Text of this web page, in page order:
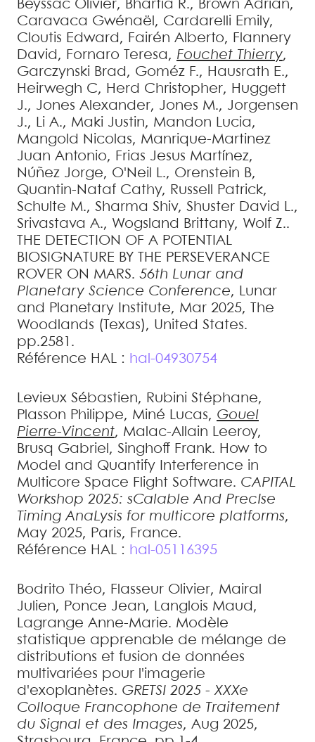
Beyssac Olivier, Bhartia R., Brown Adrian,
Caravaca Gwénaël , Cardarelli Emily,
Cloutis Edward , Fairén Alberto, Flannery
David , Fornaro Teresa, Fouchet Thierry,
Garczynski Brad , Goméz F., Hausrath E.,
Heirwegh C, Herd Christopher, Huggett
J., Jones Alexander, Jones M., Jorgensen
J., Li A., Maki Justin, Mandon Lucia,
Mangold
Nicolas, Manrique-Martinez
Juan Antonio, Frias Jesus Martínez,
Núñez Jorge, O'Neil L., Orenstein B,
Quantin-Nataf Cathy, Russell Patrick,
Schulte M., Sharma Shiv, Shuster David L.,
Srivastava A., Wogsland Brittany, Wolf Z..
THE DETECTION OF A POTENTIAL
BIOSIGNATURE BY THE PERSEVERANCE
ROVER ON MARS. 56th Lunar and
Planetary Science Conference, Lunar
and Planetary Institute, Mar 2025, The
Woodlands (Texas), United States.
pp.2581 .
Référence HAL : hal-04930754
Levieux Sébastien, Rubini Stéphane,
Plasson Philippe, Miné Lucas, Gouel
Pierre-Vincent, Malac-Allain Leeroy,
Brusq Gabriel , Singhoff Frank. How to
Model and Quantify Interference in
Multicore Space Flight Software. CAPITAL
Workshop 2025: sCalable And PrecIse
Timing AnaLysis for multicore platforms,
May 2025, Paris, France.
Référence HAL : hal-05116395
Bodrito Théo, Flasseur Olivier, Mairal
Julien, Ponce Jean, Langlois Maud ,
Lagrange Anne-Marie. Modèle
statistique apprenable de mélange de
distributions et fusion de données
multivariées pour l'imagerie
d'exoplanètes. GRETSI 2025 - XXXe
Colloque Francophone de Traitement
du Signal et des Images, Aug 2025,